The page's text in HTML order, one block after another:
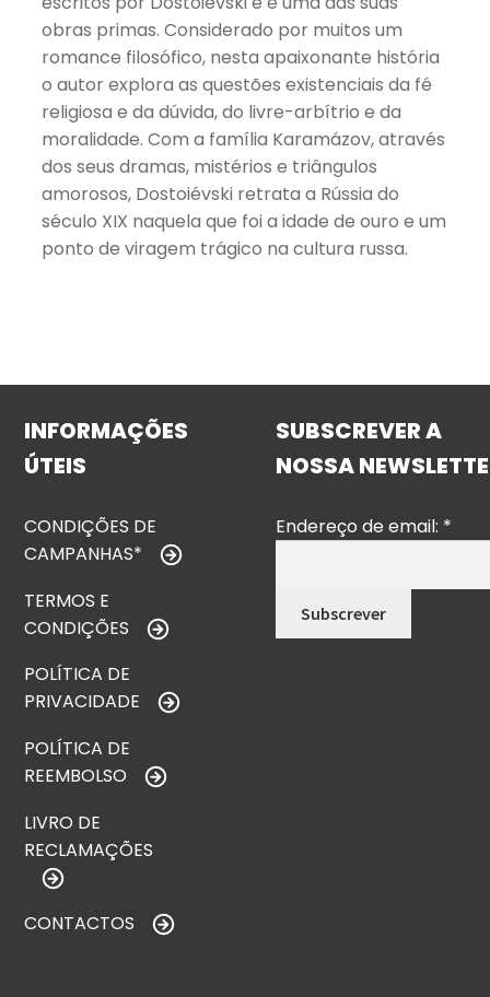
obras primas. Considerado por muitos um
romance filosófico, nesta apaixonante história
o autor explora as questões existenciais da fé
religiosa e da dúvida, do livre-arbítrio e da
moralidade. Com a família Karamázov, através
dos seus dramas, mistérios e triângulos
amorosos, Dostoiévski retrata a Rússia do
século XIX naquela que foi a idade de ouro e um
ponto de viragem trágico na cultura russa.
INFORMAÇÕES
ÚTEIS
CONDIÇÕES DE
CAMPANHAS*
TERMOS E
CONDIÇÕES
POLÍTICA DE
PRIVACIDADE
POLÍTICA DE
REEMBOLSO
LIVRO DE
RECLAMAÇÕES
CONTACTOS
SUBSCREVER A
NOSSA
Endereço de email: *